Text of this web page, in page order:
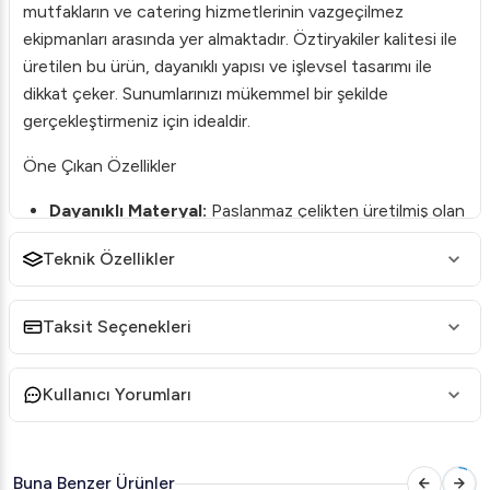
mutfakların ve catering hizmetlerinin vazgeçilmez
ekipmanları arasında yer almaktadır. Öztiryakiler kalitesi ile
üretilen bu ürün, dayanıklı yapısı ve işlevsel tasarımı ile
dikkat çeker. Sunumlarınızı mükemmel bir şekilde
gerçekleştirmeniz için idealdir.
Öne Çıkan Özellikler
Dayanıklı Materyal: Paslanmaz çelikten üretilmiş olan
bu ürün, uzun ömürlü kullanım sağlar ve yemeklerinizi
hijyenik bir şekilde sunmanıza yardımcı olur.
görünüm sunarken, yemeklerin daha uzun süre sıcak
kalmasını sağlar.
Kızaklı Mekanizma:Pratik kızaklı mekanizması ile
Teknik Özellikler
Taksit Seçenekleri
Kullanıcı Yorumları
Buna Benzer Ürünler